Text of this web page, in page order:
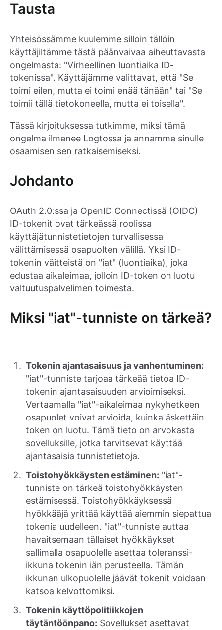
Tausta
Yhteisössämme kuulemme silloin tällöin
käyttäjiltämme tästä päänvaivaa aiheuttavasta
ongelmasta: "Virheellinen luontiaika ID-
tokenissa". Käyttäjämme valittavat, että "Se
toimi eilen, mutta ei toimi enää tänään" tai "Se
toimii tällä tietokoneella, mutta ei toisella".
Tässä kirjoituksessa tutkimme, miksi tämä
ongelma ilmenee Logtossa ja annamme sinulle
osaamisen sen ratkaisemiseksi.
Johdanto
OAuth 2.0:ssa ja OpenID Connectissä (OIDC)
ID-tokenit ovat tärkeässä roolissa
käyttäjätunnistetietojen turvallisessa
välittämisessä osapuolten välillä. Yksi ID-
tokenin väitteistä on "iat" (luontiaika), joka
edustaa aikaleimaa, jolloin ID-token on luotu
valtuutuspalvelimen toimesta.
Miksi "iat"-tunniste on tärkeä?
Tokenin ajantasaisuus ja vanhentuminen:
"iat"-tunniste tarjoaa tärkeää tietoa ID-
tokenin ajantasaisuuden arvioimiseksi.
Vertaamalla "iat"-aikaleimaa nykyhetkeen
osapuolet voivat arvioida, kuinka äskettäin
token on luotu. Tämä tieto on arvokasta
sovelluksille, jotka tarvitsevat käyttää
ajantasaisia tunnistetietoja.
Toistohyökkäysten estäminen: "iat"-
tunniste on tärkeä toistohyökkäysten
estämisessä. Toistohyökkäyksessä
hyökkääjä yrittää käyttää aiemmin siepattua
tokenia uudelleen. "iat"-tunniste auttaa
havaitsemaan tällaiset hyökkäykset
sallimalla osapuolelle asettaa toleranssi-
ikkuna tokenin iän perusteella. Tämän
ikkunan ulkopuolelle jäävät tokenit voidaan
katsoa kelvottomiksi.
Tokenin käyttöpolitiikkojen
täytäntöönpano: Sovellukset asettavat